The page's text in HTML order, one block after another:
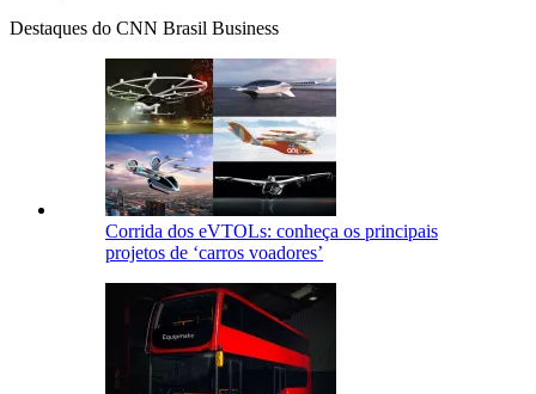
Destaques do CNN Brasil Business
Corrida dos eVTOLs: conheça os principais
projetos de ‘carros voadores’